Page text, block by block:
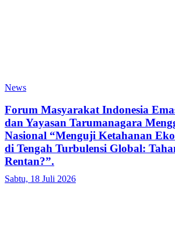
News
Forum Masyarakat Indonesia
dan Yayasan Tarumanagara
Nasional “Menguji Ketahanan
di Tengah Turbulensi Global:
Rentan?”.
Sabtu, 18 Juli 2026